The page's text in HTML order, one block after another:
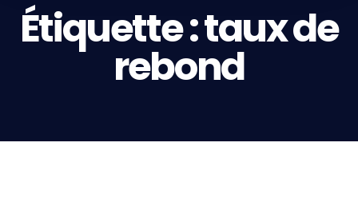
Étiquette :taux de
rebond